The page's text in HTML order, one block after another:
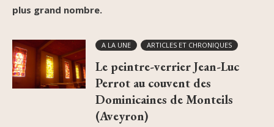
plus grand nombre.
A LA UNE ARTICLES ET CHRONIQUES
Le peintre-verrier Jean-Luc
Perrot au couvent des
Dominicaines de Monteils
(Aveyron)